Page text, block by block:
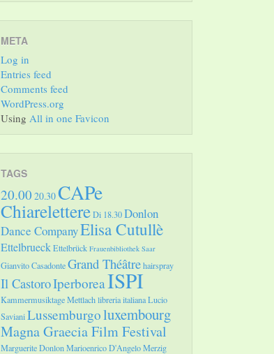
META
Log in
Entries feed
Comments feed
WordPress.org
Using All in one Favicon
TAGS
20.00 20.30CAPe
ChiarelettereDi 18.30Donlon
Dance CompanyElisa Cutullè
EttelbrueckEttelbrück Frauenbibliothek Saar
Gianvito CasadonteGrand Théâtrehairspray
Il CastoroIperboreaISPI
Kammermusiktage Mettlachlibreria italianaLucio
SavianiLussemburgoluxembourg
Magna Graecia Film Festival
Marguerite DonlonMarioenrico D'AngeloMerzig